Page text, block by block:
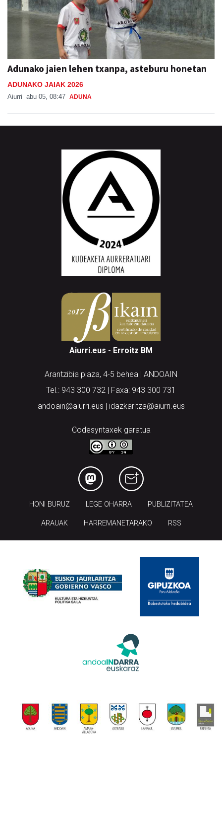
Adunako jaien lehen txanpa, asteburu honetan
ADUNAKO JAIAK 2026
Aiurri abu 05, 08:47 ADUNA
Aiurri.eus - Erroitz BM
Arantzibia plaza, 4-5 behea | ANDOAIN
Tel.: 943 300 732 | Faxa: 943 300 731
andoain@aiurri.eus | idazkaritza@aiurri.eus
Codesyntaxek garatua
HONI BURUZ LEGE OHARRA PUBLIZITATEA
ARAUAK HARREMANETARAKO RSS